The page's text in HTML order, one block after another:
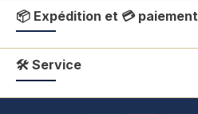
📦 Expédition et 💳 paiement
🛠 Service